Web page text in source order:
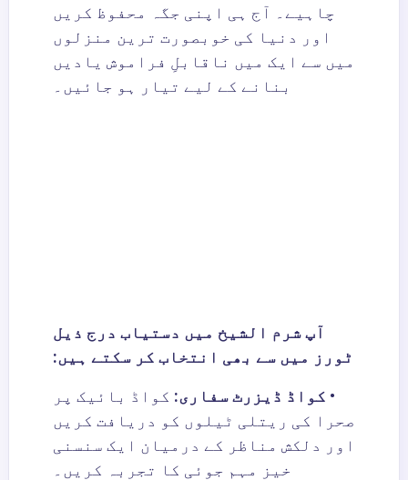
چاہیے۔ آج ہی اپنی جگہ محفوظ کریں
اور دنیا کی خوبصورت ترین منزلوں
میں سے ایک میں ناقابلِ فراموش یادیں
بنانے کے لیے تیار ہو جائیں۔
آپ شرم الشیخ میں دستیاب درج ذیل
ٹورز میں سے بھی انتخاب کر سکتے ہیں:
• کواڈ ڈیزرٹ سفاری: کواڈ بائیک پر
صحرا کی ریتلی ٹیلوں کو دریافت کریں
اور دلکش مناظر کے درمیان ایک سنسنی
خیز مہم جوئی کا تجربہ کریں۔